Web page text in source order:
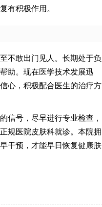
有积极作用。
不敢出门见人。长期处于负
助。现在医学技术发展迅
心，积极配合医生的治疗方
信号，尽早进行专业检查，
规医院皮肤科就诊。本院拥
干预，才能早日恢复健康肤